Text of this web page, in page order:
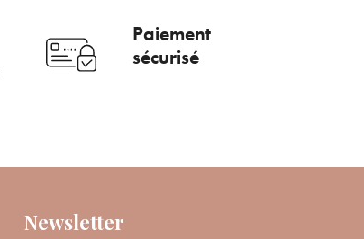
Paiement
sécurisé
Newsletter